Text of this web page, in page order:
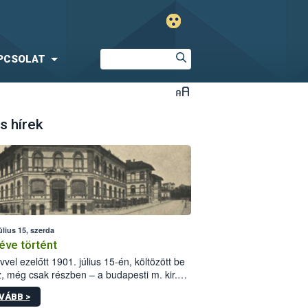
hírek
15, szerda
történt
ezelőtt 1901. július 15-én, költözött be
még csak részben – a budapesti m. kir.
állomás a Kis Rókus utca
alatti, Czigler Győző által tervezett új
>